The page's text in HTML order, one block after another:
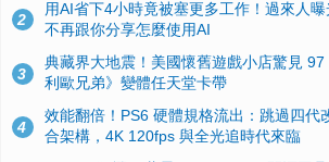
2
用AI省下4小時竟被塞更多工作！過來人
不再跟你分享怎麼使用AI
3
典藏界大地震！美國懷舊遊戲小店驚見
利歐兄弟》變體任天堂卡帶
4
效能翻倍！PS6 硬體規格流出：跳過四代
合架構，4K 120fps 與全光追時代來臨